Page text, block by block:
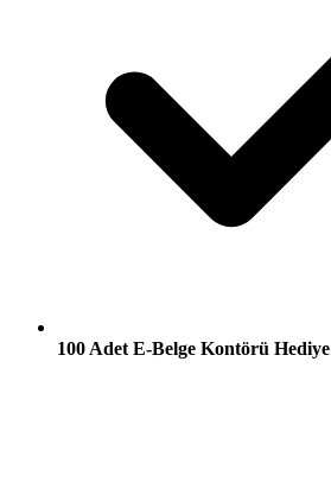
100 Adet E-Belge Kontörü Hediye